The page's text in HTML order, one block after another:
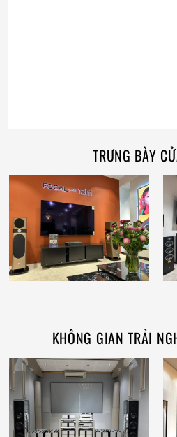
TRƯNG BÀY
KHÔNG GIAN TRẢI